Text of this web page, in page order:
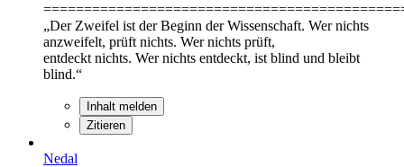
„Der Zweifel ist der Beginn der Wissenschaft. Wer nichts
anzweifelt, prüft nichts. Wer nichts prüft,
entdeckt nichts. Wer nichts entdeckt, ist blind und bleibt
blind.“
Inhalt melden
Zitieren
Nedal